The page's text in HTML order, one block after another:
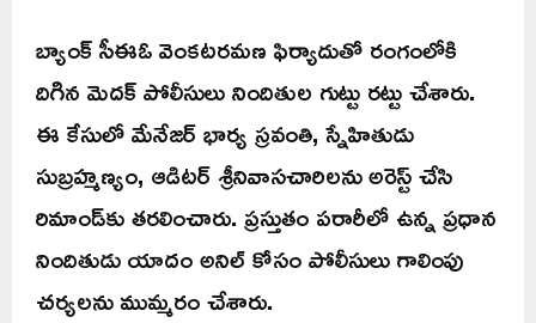
బ్యాంక్ సీఈఓ వెంకటరమణ ఫిర్యాదుతో రంగంలోకి
దిగిన మెదక్ పోలీసులు నిందితుల గుట్టు రట్టు చేశారు.
ఈ కేసులో మేనేజర్ భార్య స్రవంతి, స్నేహితుడు
సుబ్రహ్మణ్యం, ఆడిటర్ శ్రీనివాసచారిలను అరెస్ట్ చేసి
రిమాండ్‌కు తరలించారు. ప్రస్తుతం పరారీలో ఉన్న ప్రధాన
నిందితుడు యాదం అనిల్ కోసం పోలీసులు గాలింపు
చర్యలను ముమ్మరం చేశారు.